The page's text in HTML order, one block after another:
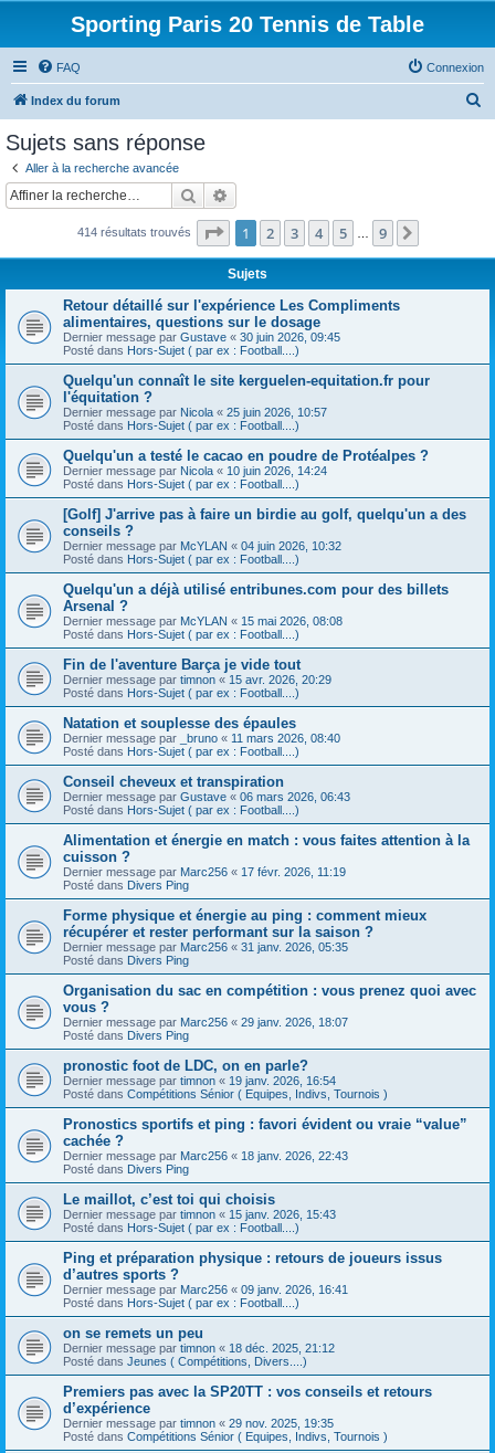
Sporting Paris 20 Tennis de Table
FAQ Connexion
Index du forum
c
Sujets sans réponse
Aller à la recherche avancée
Rechercher
414 résultats trouvés Page 1sur9
1 2 3 4 5 9
Sujets
Retour détaillé sur l'expérience Les Compliments
alimentaires, questions sur le dosage
Dernier message par Gustave « 30 juin 2026, 09:45
Posté dans Hors-Sujet ( par ex : Football....)
Quelqu'un connaît le site kerguelen-equitation.fr pour
l'équitation ?
Dernier message par Nicola « 25 juin 2026, 10:57
Posté dans Hors-Sujet ( par ex : Football....)
Quelqu'un a testé le cacao en poudre de Protéalpes ?
Dernier message par Nicola « 10 juin 2026, 14:24
Posté dans Hors-Sujet ( par ex : Football....)
[Golf] J'arrive pas à faire un birdie au golf, quelqu'un a des
conseils ?
Dernier message par McYLAN « 04 juin 2026, 10:32
Posté dans Hors-Sujet ( par ex : Football....)
Quelqu'un a déjà utilisé entribunes.com pour des billets
Arsenal ?
Dernier message par McYLAN « 15 mai 2026, 08:08
Posté dans Hors-Sujet ( par ex : Football....)
Fin de l'aventure Barça je vide tout
Dernier message par timnon « 15 avr. 2026, 20:29
Posté dans Hors-Sujet ( par ex : Football....)
Natation et souplesse des épaules
Dernier message par _bruno « 11 mars 2026, 08:40
Posté dans Hors-Sujet ( par ex : Football....)
Conseil cheveux et transpiration
Dernier message par Gustave « 06 mars 2026, 06:43
Posté dans Hors-Sujet ( par ex : Football....)
Alimentation et énergie en match : vous faites attention à la
cuisson ?
Dernier message par Marc256 « 17 févr. 2026, 11:19
Posté dans Divers Ping
Forme physique et énergie au ping : comment mieux
récupérer et rester performant sur la saison ?
Dernier message par Marc256 « 31 janv. 2026, 05:35
Posté dans Divers Ping
Organisation du sac en compétition : vous prenez quoi avec
vous ?
Dernier message par Marc256 « 29 janv. 2026, 18:07
Posté dans Divers Ping
pronostic foot de LDC, on en parle?
Dernier message par timnon « 19 janv. 2026, 16:54
Posté dans Compétitions Sénior ( Equipes, Indivs, Tournois )
Pronostics sportifs et ping : favori évident ou vraie “value”
cachée ?
Dernier message par Marc256 « 18 janv. 2026, 22:43
Posté dans Divers Ping
Le maillot, c’est toi qui choisis
Dernier message par timnon « 15 janv. 2026, 15:43
Posté dans Hors-Sujet ( par ex : Football....)
Ping et préparation physique : retours de joueurs issus
d’autres sports ?
Dernier message par Marc256 « 09 janv. 2026, 16:41
Posté dans Hors-Sujet ( par ex : Football....)
on se remets un peu
Dernier message par timnon « 18 déc. 2025, 21:12
Posté dans Jeunes ( Compétitions, Divers....)
Premiers pas avec la SP20TT : vos conseils et retours
d’expérience
Dernier message par timnon « 29 nov. 2025, 19:35
Posté dans Compétitions Sénior ( Equipes, Indivs, Tournois )